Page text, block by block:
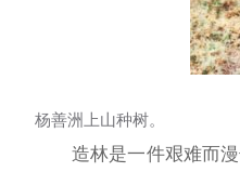
杨善洲上山种树。
造林是一件艰难而